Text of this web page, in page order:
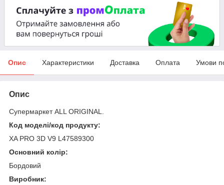
Опис Характеристики Доставка Оплата Умови
Опис
Супермаркет ALL ORIGINAL.
Код моделі/код продукту:
XA PRO 3D V9 L47589300
Основний колір:
Бордовий
Виробник: